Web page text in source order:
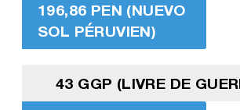
196,86 PEN (NUEVO
SOL PÉRUVIEN)
43 GGP (LIVRE DE